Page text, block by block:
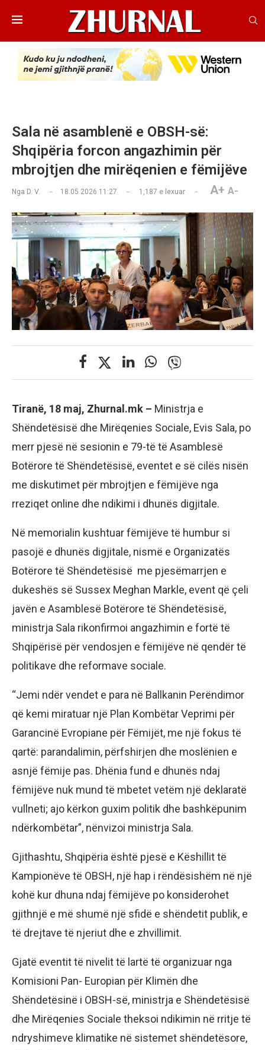
Sala në asamblenë e OBSH-së:
Shqipëria forcon angazhimin për
mbrojtjen dhe mirëqenien e fëmijëve
Nga D. V. 18.05.2026 11:27 1,187 e lexuar A+ A-
Tiranë, 18 maj, Zhurnal.mk – Ministrja e
Shëndetësisë dhe Mirëqenies Sociale, Evis Sala, po
merr pjesë në sesionin e 79-të të Asamblesë
Botërore të Shëndetësisë, eventet e së cilës nisën
me diskutimet për mbrojtjen e fëmijëve nga
rreziqet online dhe ndikimi i dhunës digjitale.
Në memorialin kushtuar fëmijëve të humbur si
pasojë e dhunës digjitale, nismë e Organizatës
Botërore të Shëndetësisë me pjesëmarrjen e
dukeshës së Sussex Meghan Markle, event që çeli
javën e Asamblesë Botërore të Shëndetësisë,
ministrja Sala rikonfirmoi angazhimin e fortë të
Shqipërisë për vendosjen e fëmijëve në qendër të
politikave dhe reformave sociale.
“Jemi ndër vendet e para në Ballkanin Perëndimor
që kemi miratuar një Plan Kombëtar Veprimi për
Garancinë Evropiane për Fëmijët, me një fokus të
qartë: parandalimin, përfshirjen dhe moslënien e
asnjë fëmije pas. Dhënia fund e dhunës ndaj
fëmijëve nuk mund të mbetet vetëm një deklaratë
vullneti; ajo kërkon guxim politik dhe bashkëpunim
ndërkombëtar”, nënvizoi ministrja Sala.
Gjithashtu, Shqipëria është pjesë e Këshillit të
Kampionëve të OBSH, një hap i rëndësishëm në një
kohë kur dhuna ndaj fëmijëve po konsiderohet
gjithnjë e më shumë një sfidë e shëndetit publik, e
të drejtave të njeriut dhe e zhvillimit.
Gjatë eventit të nivelit të lartë të organizuar nga
Komisioni Pan- Europian për Klimën dhe
Shëndetësinë i OBSH-së, ministrja e Shëndetësisë
dhe Mirëqenies Sociale theksoi ndikimin në rritje të
ndryshimeve klimatike në sistemet shëndetësore,